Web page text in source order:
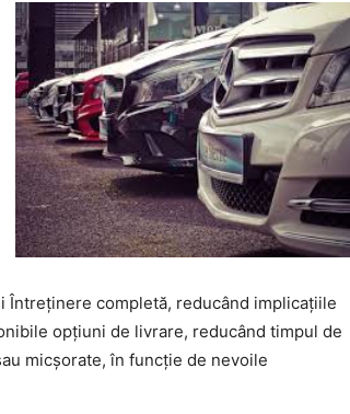
completă, reducând implicațiile
opțiuni de livrare, reducând timpul de
micșorate, în funcție de nevoile